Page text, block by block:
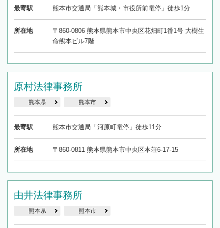
最寄駅 熊本市交通局「熊本城・市役所前電停」徒歩1分
所在地
〒860-0806 熊本県熊本市中央区花畑町1番1号 大樹生
命熊本ビル7階
原村法律事務所
熊本県 熊本市
最寄駅 熊本市交通局「河原町電停」徒歩11分
所在地 〒860-0811 熊本県熊本市中央区本荘6-17-15
由井法律事務所
熊本県 熊本市